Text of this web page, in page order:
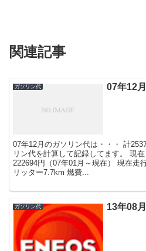
関連記事
ガソリン代 07年12
07年12月のガソリン代は・・・ 計
リン代を計算して記録してます。 現
222694円（07年01月～現在） 現在
リッター7.7km 燃費...
ガソリン代 13年08